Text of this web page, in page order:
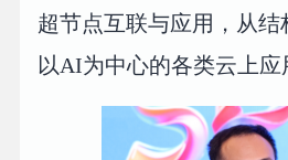
超节点互联与应用，从
以AI为中心的各类云上应